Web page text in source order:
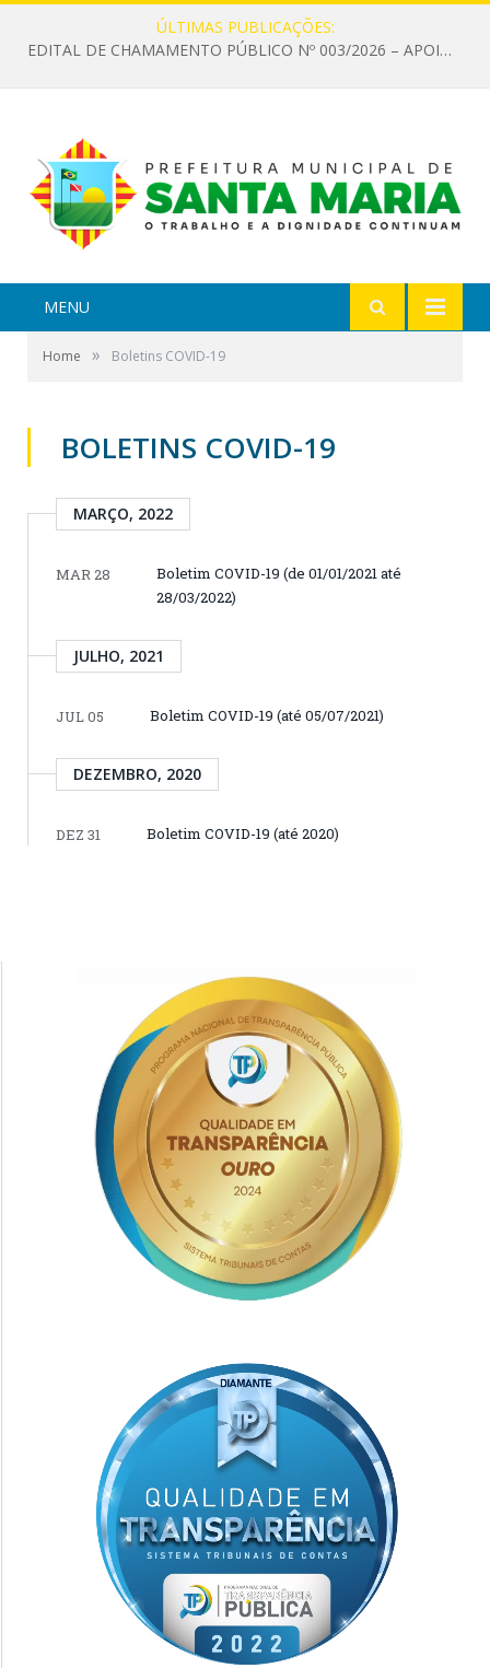
ÚLTIMAS PUBLICAÇÕES:
EDITAL DE CHAMAMENTO PÚBLICO Nº 003/2026 – APOIO À INFRAESTRUTURA CULTURAL
MENU
Home » Boletins COVID-19
BOLETINS COVID-19
MARÇO, 2022
MAR 28
Boletim COVID-19 (de 01/01/2021 até
28/03/2022)
JULHO, 2021
JUL 05 Boletim COVID-19 (até 05/07/2021)
DEZEMBRO, 2020
DEZ 31 Boletim COVID-19 (até 2020)